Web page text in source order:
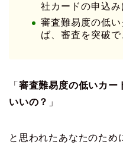
社カードの申込み
審査難易度の低
ば、審査を突破
「 審査難易度の低いカー
いいの？ 」
と思われたあなたのため